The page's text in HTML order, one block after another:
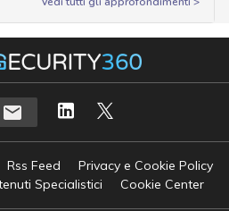
Rss Feed
Privacy e Cookie Policy
Specialistici
Cookie Center